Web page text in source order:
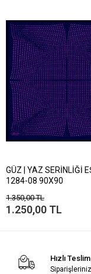
GÜZ | YAZ SERİNLİĞİ
1284-08 90X90
1.350,00 TL
1.250,00 TL
Hızlı